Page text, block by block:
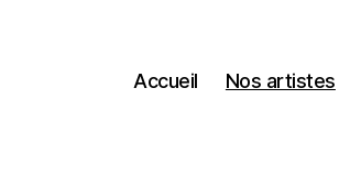
Accueil Nos artistes